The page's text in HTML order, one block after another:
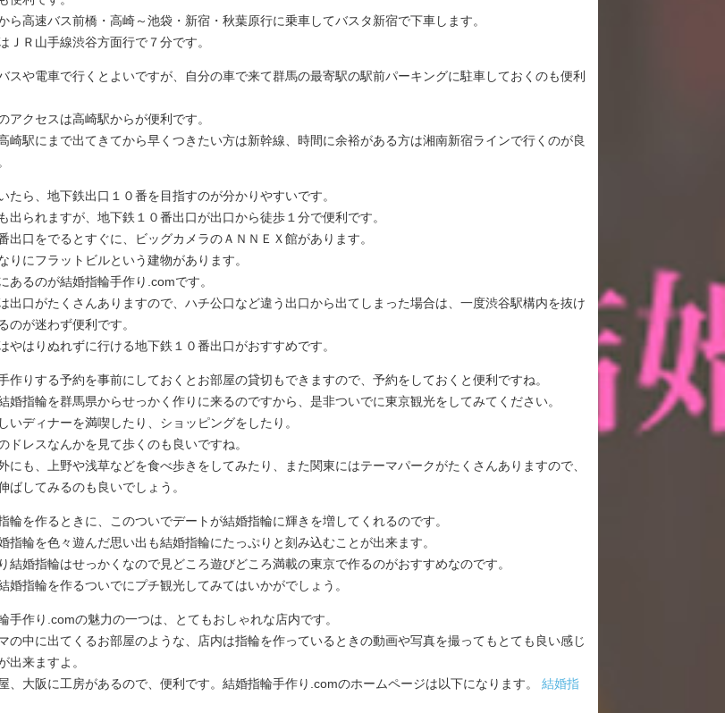
ら高速バス前橋・高崎～池袋・新宿・秋葉原行に乗車してバスタ新宿で下車します。
ＪＲ山手線渋谷方面行で７分です。
スや電車で行くとよいですが、自分の車で来て群馬の最寄駅の駅前パーキングに駐車しておくのも便利
アクセスは高崎駅からが便利です。
崎駅にまで出てきてから早くつきたい方は新幹線、時間に余裕がある方は湘南新宿ラインで行くのが良
たら、地下鉄出口１０番を目指すのが分かりやすいです。
出られますが、地下鉄１０番出口が出口から徒歩１分で便利です。
出口をでるとすぐに、ビッグカメラのＡＮＮＥＸ館があります。
りにフラットビルという建物があります。
あるのが結婚指輪手作り.comです。
出口がたくさんありますので、ハチ公口など違う出口から出てしまった場合は、一度渋谷駅構内を抜け
のが迷わず便利です。
やはりぬれずに行ける地下鉄１０番出口がおすすめです。
作りする予約を事前にしておくとお部屋の貸切もできますので、予約をしておくと便利ですね。
婚指輪を群馬県からせっかく作りに来るのですから、是非ついでに東京観光をしてみてください。
いディナーを満喫したり、ショッピングをしたり。
ドレスなんかを見て歩くのも良いですね。
にも、上野や浅草などを食べ歩きをしてみたり、また関東にはテーマパークがたくさんありますので、
ばしてみるのも良いでしょう。
輪を作るときに、このついでデートが結婚指輪に輝きを増してくれるのです。
指輪を色々遊んだ思い出も結婚指輪にたっぷりと刻み込むことが出来ます。
結婚指輪はせっかくなので見どころ遊びどころ満載の東京で作るのがおすすめなのです。
婚指輪を作るついでにプチ観光してみてはいかがでしょう。
手作り.comの魅力の一つは、とてもおしゃれな店内です。
の中に出てくるお部屋のような、店内は指輪を作っているときの動画や写真を撮ってもとても良い感じ
出来ますよ。
、大阪に工房があるので、便利です。結婚指輪手作り.comのホームページは以下になります。 結婚指